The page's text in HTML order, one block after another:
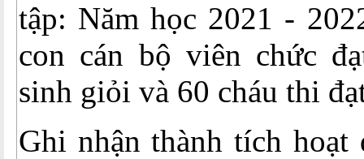
tập: Năm học 2021 -
con cán bộ viên chức
sinh giỏi và 60 cháu thi
Ghi nhận thành tích hoạt